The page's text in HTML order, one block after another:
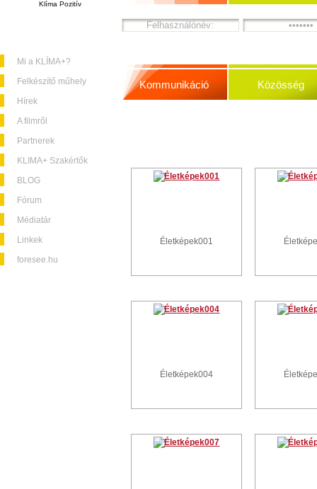
Klíma Pozitív
Mi a KLÍMA+?
Felkészítő műhely
Hírek
A filmről
Partnerek
KLIMA+ Szakértők
BLOG
Fórum
Médiatár
Linkek
foresee.hu
Kommunikáció Közösség
Életképek001
Életképek004